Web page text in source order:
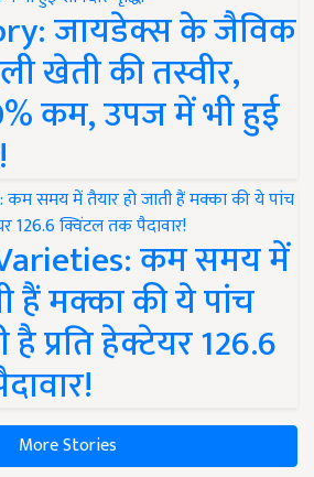
जायडेक्स के जैविक
खेती की तस्वीर,
कम, उपज में भी हुई
कम समय में
हैं मक्का की ये पांच
प्रति हेक्टेयर 126.6
More Stories